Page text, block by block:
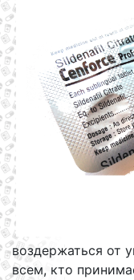
воздержаться от
всем, кто